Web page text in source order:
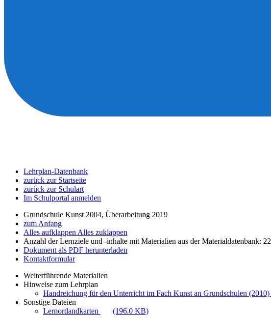
Lehrplan-Datenbank
zurück zur Startseite
zurück zur Schulart
Im Schulportal anmelden
Grundschule Kunst 2004, Überarbeitung 2019
zum Anfang
Alles aufklappen Alles zuklappen
Anzahl der Lernziele und -inhalte mit Materialien aus der Materialdatenbank: 22
Dokument als PDF herunterladen
Kontaktformular
Weiterführende Materialien
Hinweise zum Lehrplan
Handreichung für den Unterricht im Fach Kunst an Grundschulen (2010)
Sonstige Dateien
Lernortlandkarten
(196.0 KB)